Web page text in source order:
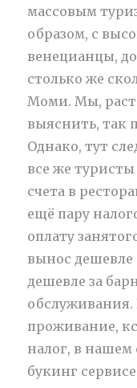
массовым
образом, с
венецианцы,
столько же
Моми. Мы,
выяснить, так
Однако, тут
все же
счета в
ещё пару
оплату
вынос дешевле
дешевле за
обслуживания.
проживание,
налог, в нашем
букинг